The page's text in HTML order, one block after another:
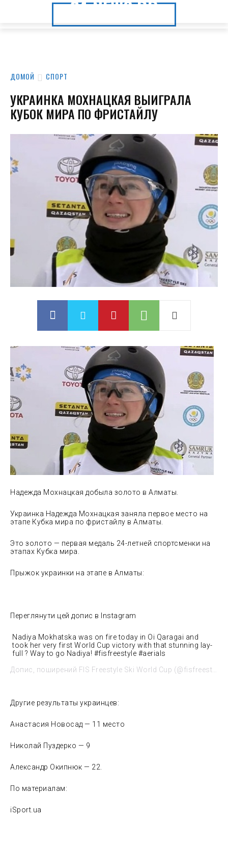
24.NEWS.DP
24.NEWS.DP
ДОМОЙ СПОРТ
УКРАИНКА МОХНАЦКАЯ ВЫИГРАЛА
КУБОК МИРА ПО ФРИСТАЙЛУ
Надежда Мохнацкая добыла золото в Алматы.
Украинка Надежда Мохнацкая заняла первое место на
этапе Кубка мира по фристайлу в Алматы.
Это золото — первая медаль 24-летней спортсменки на
этапах Кубка мира.
Прыжок украинки на этапе в Алматы:
Переглянути цей допис в Instagram
Nadiya Mokhatska was on fire today in Oi Qaragai and
took her very first World Cup victory with that stunning lay-
full ? Way to go Nadiya! #fisfreestyle #aerials
Другие результаты украинцев:
Анастасия Новосад — 11 место
Николай Пуздерко — 9
Александр Окипнюк — 22.
По материалам:
iSport.ua